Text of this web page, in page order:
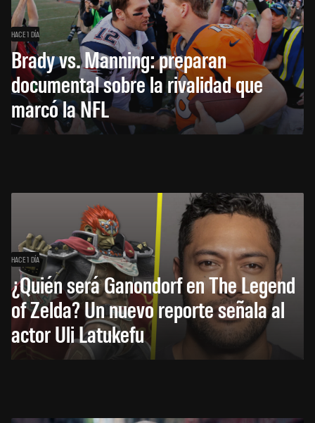
HACE 1 DÍA
Brady vs. Manning: preparan
documental sobre la rivalidad que
marcó la NFL
HACE 1 DÍA
¿Quién será Ganondorf en The Legend
of Zelda? Un nuevo reporte señala al
actor Uli Latukefu